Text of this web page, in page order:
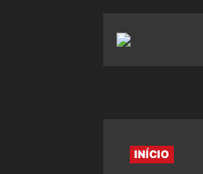
INÍCIO